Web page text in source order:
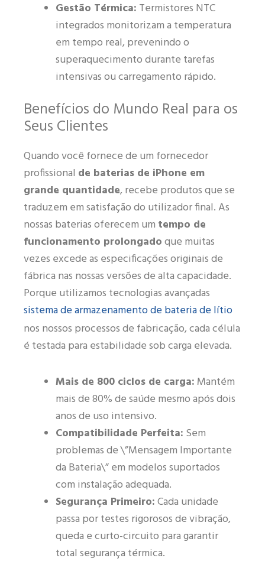
Gestão Térmica: Termistores NTC
integrados monitorizam a temperatura
em tempo real, prevenindo o
superaquecimento durante tarefas
intensivas ou carregamento rápido.
Benefícios do Mundo Real para os
Seus Clientes
Quando você fornece de um fornecedor
profissional de baterias de iPhone em
grande quantidade, recebe produtos que se
traduzem em satisfação do utilizador final. As
nossas baterias oferecem um tempo de
funcionamento prolongadoque muitas
vezes excede as especificações originais de
fábrica nas nossas versões de alta capacidade.
Porque utilizamos tecnologias avançadas
sistema de armazenamento de bateria de lítio
nos nossos processos de fabricação, cada célula
é testada para estabilidade sob carga elevada.
Mais de 800 ciclos de carga: Mantém
mais de 80% de saúde mesmo após dois
anos de uso intensivo.
Compatibilidade Perfeita: Sem
problemas de \”Mensagem Importante
da Bateria\” em modelos suportados
com instalação adequada.
Segurança Primeiro:Cada unidade
passa por testes rigorosos de vibração,
queda e curto-circuito para garantir
total segurança térmica.